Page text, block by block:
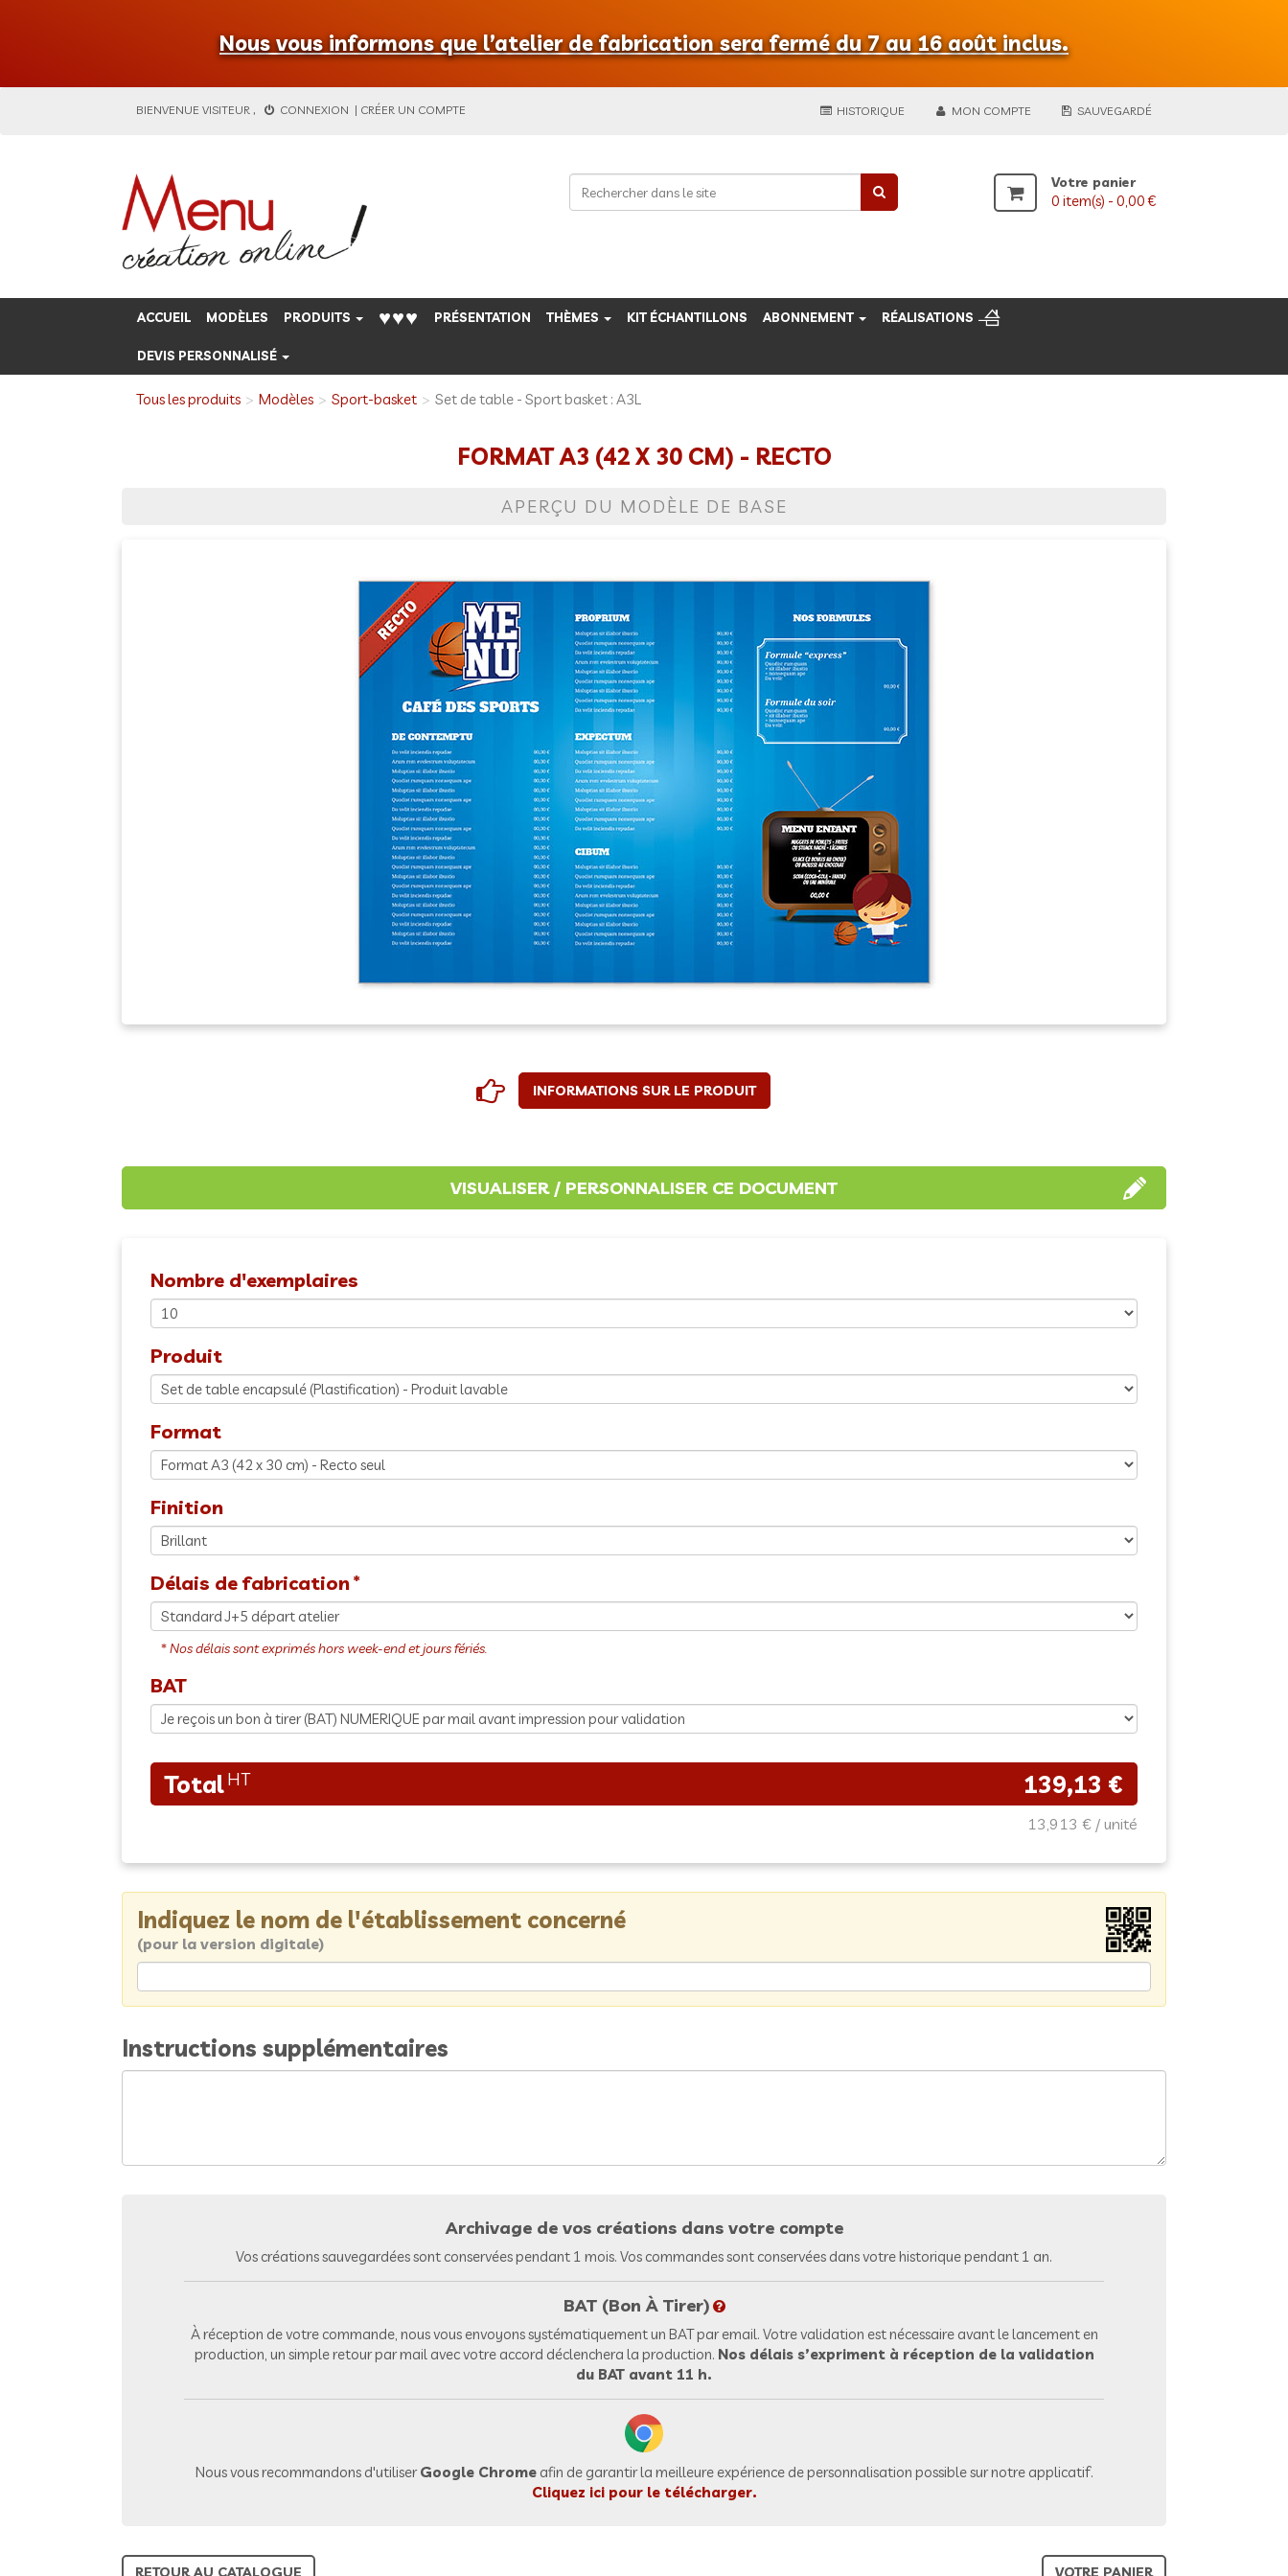
Nous vous informons que l’atelier de fabrication sera fermé du 7 au 16 août inclus.
BIENVENUE VISITEUR , CONNEXION | CRÉER UN COMPTE HISTORIQUE MON COMPTE SAUVEGARDÉ
Votre panier
0 item(s) - 0,00 €
ACCUEIL MODÈLES PRODUITS ♥♥♥ PRÉSENTATION THÈMES KIT ÉCHANTILLONS ABONNEMENT RÉALISATIONS
DEVIS PERSONNALISÉ
Tous les produits Modèles Sport-basket Set de table - Sport basket : A3L
FORMAT A3 (42 X 30 CM) - RECTO
APERÇU DU MODÈLE DE BASE
INFORMATIONS SUR LE PRODUIT
Nombre d'exemplaires
Produit
Format
Finition
Délais de fabrication
BAT
139,13 €
13,913 €
Indiquez le nom de l'établissement concerné
(pour la version digitale)
Instructions supplémentaires
Archivage de vos créations dans votre compte
Vos créations sauvegardées sont conservées pendant 1 mois. Vos commandes sont conservées dans votre historique pendant 1 an.
BAT (Bon À Tirer)
À réception de votre commande, nous vous envoyons systématiquement un BAT par email. Votre validation est nécessaire avant le lancement en
production, un simple retour par mail avec votre accord déclenchera la production. Nos délais s’expriment à réception de la validation
du BAT avant 11 h.
Nous vous recommandons d'utiliserGoogle Chromeafin de garantir la meilleure expérience de personnalisation possible sur notre applicatif.
Cliquez ici pour le télécharger.
RETOUR AU CATALOGUE VOTRE PANIER